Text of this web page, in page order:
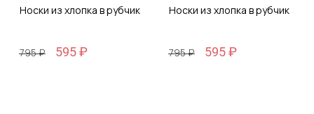
Носки из хлопка в рубчик
795 ₽ 595 ₽
Носки из хлопка в рубчик
795 ₽ 595 ₽